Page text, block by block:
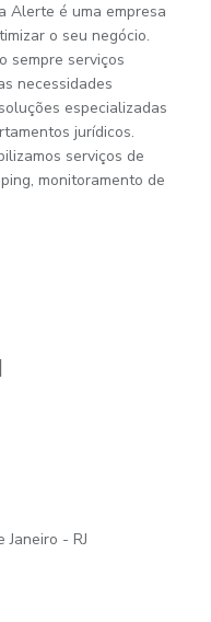
Alerte é uma empresa
o seu negócio.
sempre serviços
necessidades
especializadas
jurídicos.
serviços de
monitoramento de
|
- RJ